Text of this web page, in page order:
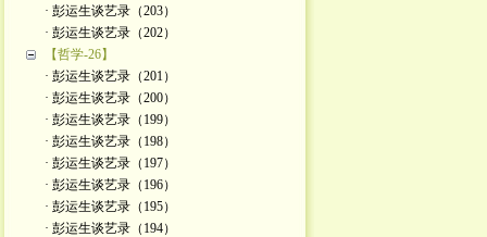
· 彭运生谈艺录（203）
· 彭运生谈艺录（202）
【哲学-26】
· 彭运生谈艺录（201）
· 彭运生谈艺录（200）
· 彭运生谈艺录（199）
· 彭运生谈艺录（198）
· 彭运生谈艺录（197）
· 彭运生谈艺录（196）
· 彭运生谈艺录（195）
· 彭运生谈艺录（194）